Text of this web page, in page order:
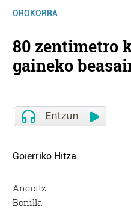
OROKORRA
80 zentimetro
gaineko
Goierriko Hitza
Andoitz
Bonilla